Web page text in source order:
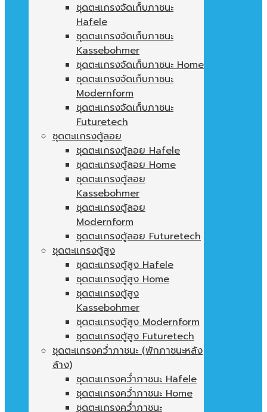
ชุดตะแกรงจัดเก็บภาชนะ
Hafele
ชุดตะแกรงจัดเก็บภาชนะ
Kassebohmer
ชุดตะแกรงจัดเก็บภาชนะ Home
ชุดตะแกรงจัดเก็บภาชนะ
Modernform
ชุดตะแกรงจัดเก็บภาชนะ
Futuretech
ชุดตะแกรงตู้ลอย
ชุดตะแกรงตู้ลอย Hafele
ชุดตะแกรงตู้ลอย Home
ชุดตะแกรงตู้ลอย
Kassebohmer
ชุดตะแกรงตู้ลอย
Modernform
ชุดตะแกรงตู้ลอย Futuretech
ชุดตะแกรงตู้สูง
ชุดตะแกรงตู้สูง Hafele
ชุดตะแกรงตู้สูง Home
ชุดตะแกรงตู้สูง
Kassebohmer
ชุดตะแกรงตู้สูง Modernform
ชุดตะแกรงตู้สูง Futuretech
ชุดตะแกรงคว่ำภาชนะ (พักภาชนะหลัง
ล้าง)
ชุดตะแกรงคว่ำภาชนะ Hafele
ชุดตะแกรงคว่ำภาชนะ Home
ชุดตะแกรงคว่ำภาชนะ